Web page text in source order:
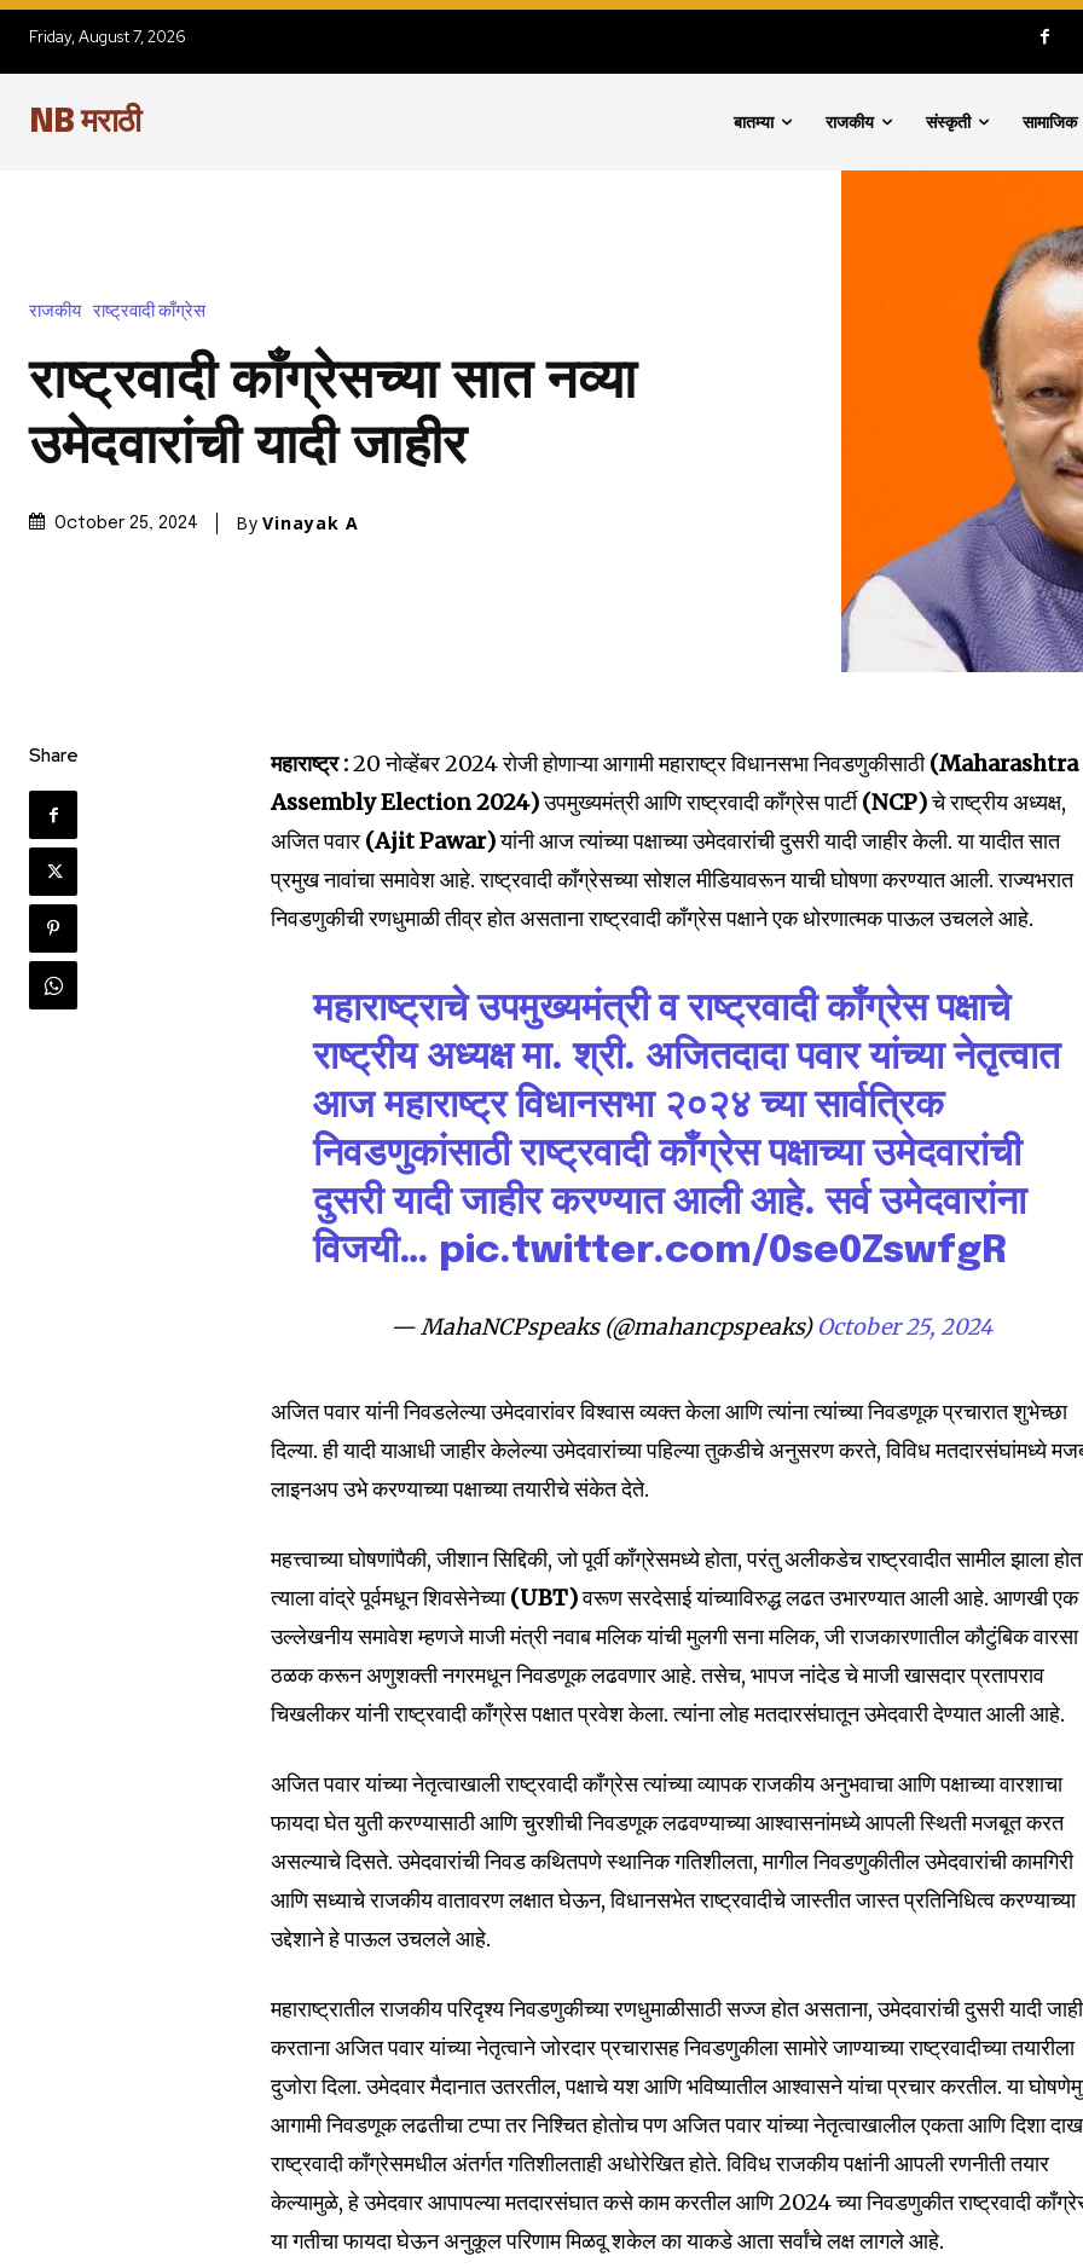
Join our community of
SUBSCRIBERS and be part
of the conversation.
To subscribe, simply enter your email address on our website or click
the subscribe button below. Don't worry, we respect your privacy and
won't spam your inbox. Your information is safe with us.
I've read and
6,300 32,111
Friday, August 7, 2026
NB मराठी बातम्या राजकीय संस्कृती सामाजिक
राजकीय राष्ट्रवादी काँग्रेस
राष्ट्रवादी काँग्रेसच्या सात नव्या
उमेदवारांची यादी जाहीर
October 25, 2024 By Vinayak A
Share महाराष्ट्र :20 नोव्हेंबर 2024 रोजी होणाऱ्या आगामी महाराष्ट्र विधानसभा निवडणुकीसाठी(Maharashtra
Assembly Election 2024)उपमुख्यमंत्री आणि राष्ट्रवादी काँग्रेस पार्टी(NCP)चे राष्ट्रीय अध्यक्ष,
अजित पवार (Ajit Pawar)यांनी आज त्यांच्या पक्षाच्या उमेदवारांची दुसरी यादी जाहीर केली. या यादीत सात
प्रमुख नावांचा समावेश आहे. राष्ट्रवादी काँग्रेसच्या सोशल मीडियावरून याची घोषणा करण्यात आली. राज्यभरात
निवडणुकीची रणधुमाळी तीव्र होत असताना राष्ट्रवादी काँग्रेस पक्षाने एक धोरणात्मक पाऊल उचलले आहे.
महाराष्ट्राचे उपमुख्यमंत्री व राष्ट्रवादी काँग्रेस पक्षाचे
राष्ट्रीय अध्यक्ष मा. श्री. अजितदादा पवार यांच्या नेतृत्वात
आज महाराष्ट्र विधानसभा २०२४ च्या सार्वत्रिक
निवडणुकांसाठी राष्ट्रवादी काँग्रेस पक्षाच्या उमेदवारांची
दुसरी यादी जाहीर करण्यात आली आहे. सर्व उमेदवारांना
विजयी… pic.twitter.com/0se0ZswfgR
— MahaNCPspeaks (@mahancpspeaks) October 25, 2024
अजित पवार यांनी निवडलेल्या उमेदवारांवर विश्वास व्यक्त केला आणि त्यांना त्यांच्या निवडणूक प्रचारात शुभेच्छा
दिल्या. ही यादी याआधी जाहीर केलेल्या उमेदवारांच्या पहिल्या तुकडीचे अनुसरण करते, विविध मतदारसंघांमध्ये
लाइनअप उभे करण्याच्या पक्षाच्या तयारीचे संकेत देते.
महत्त्वाच्या घोषणांपैकी, जीशान सिद्दिकी, जो पूर्वी काँग्रेसमध्ये होता, परंतु अलीकडेच राष्ट्रवादीत सामील झाला
त्याला वांद्रे पूर्वमधून शिवसेनेच्या(UBT)वरूण सरदेसाई यांच्याविरुद्ध लढत उभारण्यात आली आहे. आणखी एक
उल्लेखनीय समावेश म्हणजे माजी मंत्री नवाब मलिक यांची मुलगी सना मलिक, जी राजकारणातील कौटुंबिक वारसा
ठळक करून अणुशक्ती नगरमधून निवडणूक लढवणार आहे. तसेच, भापज नांदेड चे माजी खासदार प्रतापराव
चिखलीकर यांनी राष्ट्रवादी काँग्रेस पक्षात प्रवेश केला. त्यांना लोह मतदारसंघातून उमेदवारी देण्यात आली आहे.
अजित पवार यांच्या नेतृत्वाखाली राष्ट्रवादी काँग्रेस त्यांच्या व्यापक राजकीय अनुभवाचा आणि पक्षाच्या वारशाचा
फायदा घेत युती करण्यासाठी आणि चुरशीची निवडणूक लढवण्याच्या आश्वासनांमध्ये आपली स्थिती मजबूत करत
असल्याचे दिसते. उमेदवारांची निवड कथितपणे स्थानिक गतिशीलता, मागील निवडणुकीतील उमेदवारांची कामगिरी
आणि सध्याचे राजकीय वातावरण लक्षात घेऊन, विधानसभेत राष्ट्रवादीचे जास्तीत जास्त प्रतिनिधित्व करण्याच्या
उद्देशाने हे पाऊल उचलले आहे.
महाराष्ट्रातील राजकीय परिदृश्य निवडणुकीच्या रणधुमाळीसाठी सज्ज होत असताना, उमेदवारांची दुसरी यादी
करताना अजित पवार यांच्या नेतृत्वाने जोरदार प्रचारासह निवडणुकीला सामोरे जाण्याच्या राष्ट्रवादीच्या तयारीला
दुजोरा दिला. उमेदवार मैदानात उतरतील, पक्षाचे यश आणि भविष्यातील आश्वासने यांचा प्रचार करतील. या
आगामी निवडणूक लढतीचा टप्पा तर निश्चित होतोच पण अजित पवार यांच्या नेतृत्वाखालील एकता आणि दिशा
राष्ट्रवादी काँग्रेसमधील अंतर्गत गतिशीलताही अधोरेखित होते. विविध राजकीय पक्षांनी आपली रणनीती तयार
केल्यामुळे, हे उमेदवार आपापल्या मतदारसंघात कसे काम करतील आणि 2024 च्या निवडणुकीत राष्ट्रवादी
या गतीचा फायदा घेऊन अनुकूल परिणाम मिळवू शकेल का याकडे आता सर्वांचे लक्ष लागले आहे.